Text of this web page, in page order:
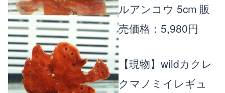
ルアンコウ 5cm 販
売価格：5,980円
【現物】wildカクレ
クマノミイレギュ